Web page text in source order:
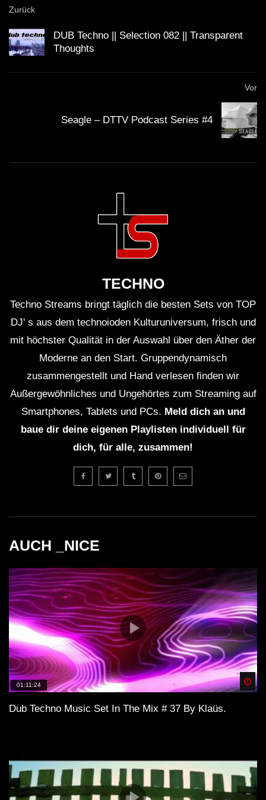
Dub Techno Sessions Episode 084
Retrofitted Future
Dub Techno Music Set In The Mix # 34
Dub and Down tempo mix – BUMANI –
Muzaikfm 035
Dub Techno live jamming, rehearsal
ION – Dub Techno TV Podcast Series
#8 [2021]
Dub Techno Sessions Episode 092
Echoes from above
Dub Techno Music Set In The Mix #22
DOWN TEMPO & DUB – Faidel –
Muzaikfm 029
DUB TECHNO || Selection 099 || Train
of Thought
Series #9 [2021]
Zurück
DUB Techno || Selection 082 || Transparent
Thoughts
Vor
Seagle – DTTV Podcast Series #4
TECHNO
Techno Streams bringt täglich die besten Sets von TOP
DJ' s aus dem technoioden Kulturuniversum, frisch und
mit höchster Qualität in der Auswahl über den Äther der
Moderne an den Start. Gruppendynamisch
zusammengestellt und Hand verlesen finden wir
Außergewöhnliches und Ungehörtes zum Streaming auf
Smartphones, Tablets und PCs. Meld dich an und
baue dir deine eigenen Playlisten individuell für
dich, für alle, zusammen!
AUCH _NICE
01:11:24
Dub Techno Music Set In The Mix # 37 By Klaüs.